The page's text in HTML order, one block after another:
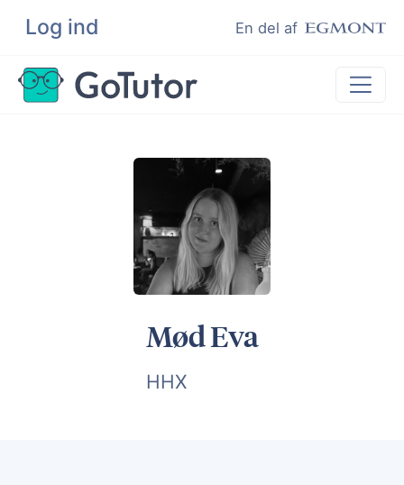
Log ind En del af
Søg
Lektiehjælp
Hjælp til ordblinde
Kundeudtalelser
Undervisere
Mød Eva
HHX